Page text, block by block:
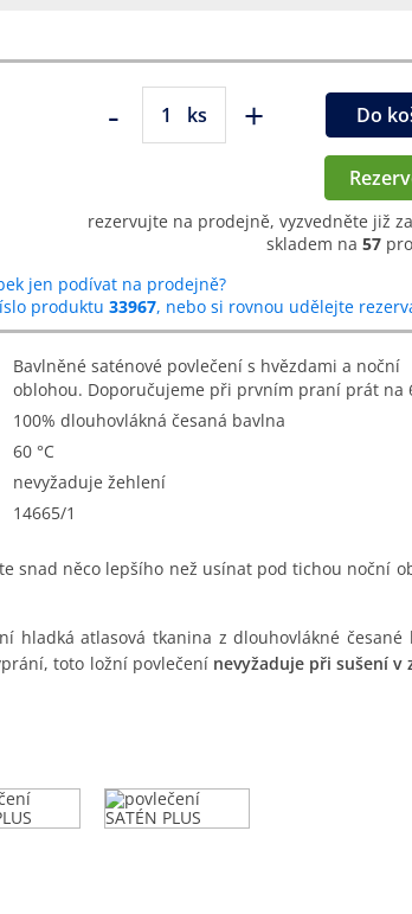
- ks + Do
rezervujte na prodejně, vyzvedněte již
skladem na 57
jen podívat na prodejně?
produktu 33967, nebo si rovnou udělejte
Bavlněné saténové povlečení s hvězdami a noční
oblohou. Doporučujeme při prvním praní prát na
100% dlouhovlákná česaná bavlna
60 °C
Nevyžaduje žehlení
14665/1
snad něco lepšího než usínat pod tichou noční
hladká atlasová tkanina z dlouhovlákné česané
toto ložní povlečení nevyžaduje při sušení v